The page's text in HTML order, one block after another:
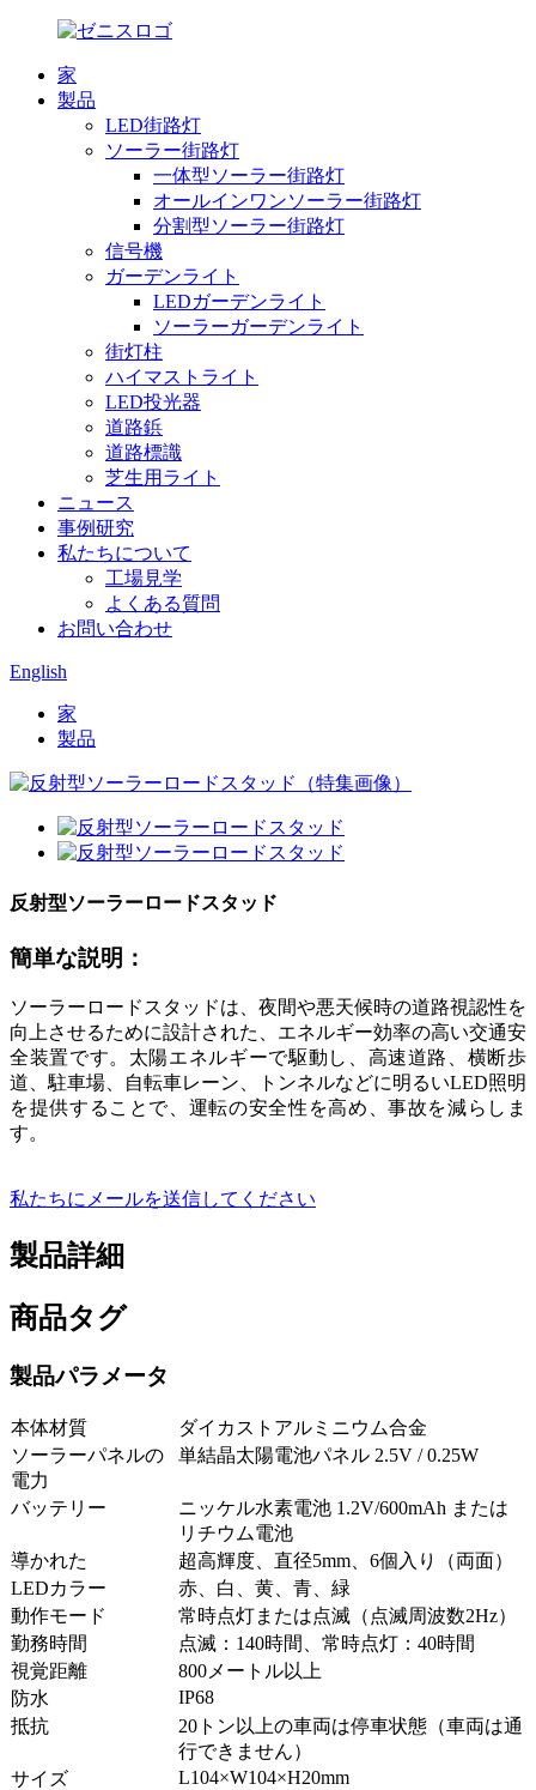
家
製品
LED街路灯
ソーラー街路灯
一体型ソーラー街路灯
オールインワンソーラー街路灯
分割型ソーラー街路灯
信号機
ガーデンライト
LEDガーデンライト
ソーラーガーデンライト
街灯柱
ハイマストライト
LED投光器
道路鋲
道路標識
芝生用ライト
ニュース
事例研究
私たちについて
工場見学
よくある質問
お問い合わせ
English
家
製品
反射型ソーラーロードスタッド
簡単な説明：
ソーラーロードスタッドは、夜間や悪天候時の道路視認性を
向上させるために設計された、エネルギー効率の高い交通安
全装置です。太陽エネルギーで駆動し、高速道路、横断歩
道、駐車場、自転車レーン、トンネルなどに明るいLED照明
を提供することで、運転の安全性を高め、事故を減らしま
す。
私たちにメールを送信してください
製品詳細
商品タグ
製品パラメータ
本体材質
ダイカストアルミニウム合金
ソーラーパネルの
電力
単結晶太陽電池パネル 2.5V / 0.25W
バッテリー
ニッケル水素電池 1.2V/600mAh または
リチウム電池
導かれた
超高輝度、直径5mm、6個入り（両面）
LEDカラー
赤、白、黄、青、緑
動作モード
常時点灯または点滅（点滅周波数2Hz）
勤務時間
点滅：140時間、常時点灯：40時間
視覚距離
800メートル以上
防水
IP68
抵抗
20トン以上の車両は停車状態（車両は通
行できません）
サイズ
L104×W104×H20mm